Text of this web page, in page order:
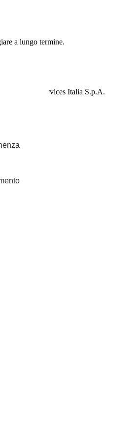
a lungo termine.
Financial Services Italia S.p.A.